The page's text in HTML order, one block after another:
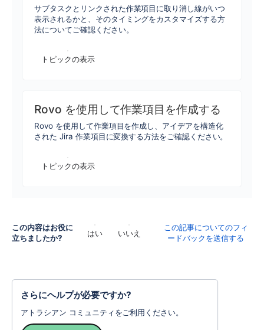
サブタスクとリンクされた作業項目に取り消し線がいつ
表示されるかと、そのタイミングをカスタマイズする方
法についてご確認ください。
トピックの表示
Rovo を使用して作業項目を作成する
Rovo を使用して作業項目を作成し、アイデアを構造化
された Jira 作業項目に変換する方法をご確認ください。
トピックの表示
この内容はお役に
立ちましたか?
はい いいえ
この記事についてのフィ
ードバックを送信する
さらにヘルプが必要ですか?
アトラシアン コミュニティをご利用ください。